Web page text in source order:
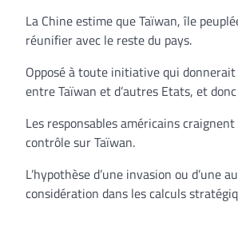
La Chine estime que Taïwan, île
réunifier avec le reste du pays.
Opposé à toute initiative qui
entre Taïwan et d’autres Etats, et
Les responsables américains
contrôle sur Taïwan.
L’hypothèse d’une invasion ou
considération dans les calculs